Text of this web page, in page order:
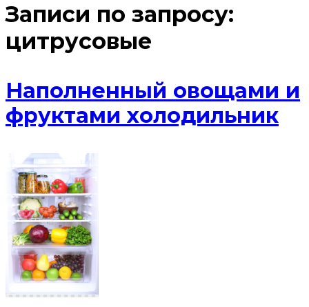
Записи по запросу:
цитрусовые
Наполненный овощами и
фруктами холодильник